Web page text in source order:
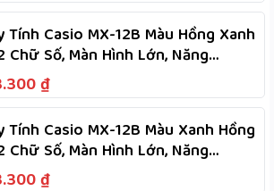
Tính Casio MX-12B Màu Hồng Xanh
Chữ Số, Màn Hình Lớn, Năng
Kép Dùng Hai Nguồn
₫
Tính Casio MX-12B Màu Xanh Hồng
Chữ Số, Màn Hình Lớn, Năng
Kép Dùng Hai Nguồn
₫